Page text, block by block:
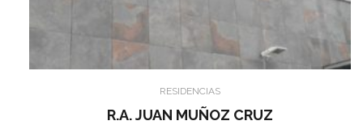
RESIDENCIAS
R.A. JUAN MUÑOZ CRUZ